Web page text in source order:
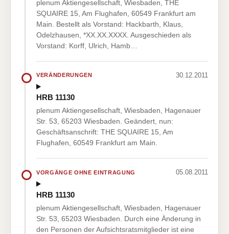
plenum Aktiengesellschaft, Wiesbaden, THE
SQUAIRE 15, Am Flughafen, 60549 Frankfurt am
Main. Bestellt als Vorstand: Hackbarth, Klaus,
Odelzhausen, *XX.XX.XXXX. Ausgeschieden als
Vorstand: Korff, Ulrich, Hamb…
VERÄNDERUNGEN 30.12.2011
HRB 11130
plenum Aktiengesellschaft, Wiesbaden, Hagenauer
Str. 53, 65203 Wiesbaden. Geändert, nun:
Geschäftsanschrift: THE SQUAIRE 15, Am
Flughafen, 60549 Frankfurt am Main.
VORGÄNGE OHNE EINTRAGUNG 05.08.2011
HRB 11130
plenum Aktiengesellschaft, Wiesbaden, Hagenauer
Str. 53, 65203 Wiesbaden. Durch eine Änderung in
den Personen der Aufsichtsratsmitglieder ist eine